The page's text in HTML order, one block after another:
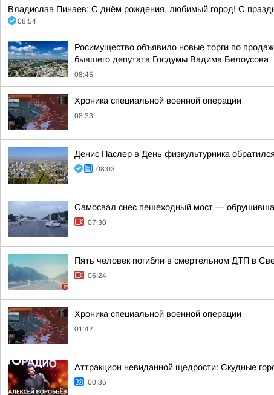
Владислав Пинаев: С днём рождения, любимый город! С
08:54
Росимущество объявило новые торги по
бывшего депутата Госдумы Вадима Белоусова
08:45
Хроника специальной военной операции
08:33
Денис Паслер в День физкультурника
08:03
Самосвал снес пешеходный мост —
07:30
Пять человек погибли в смертельном ДТП в
06:24
Хроника специальной военной операции
01:42
Аттракцион невиданной щедрости: Скудные
00:36